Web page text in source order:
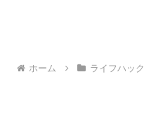
ホーム ライフハック